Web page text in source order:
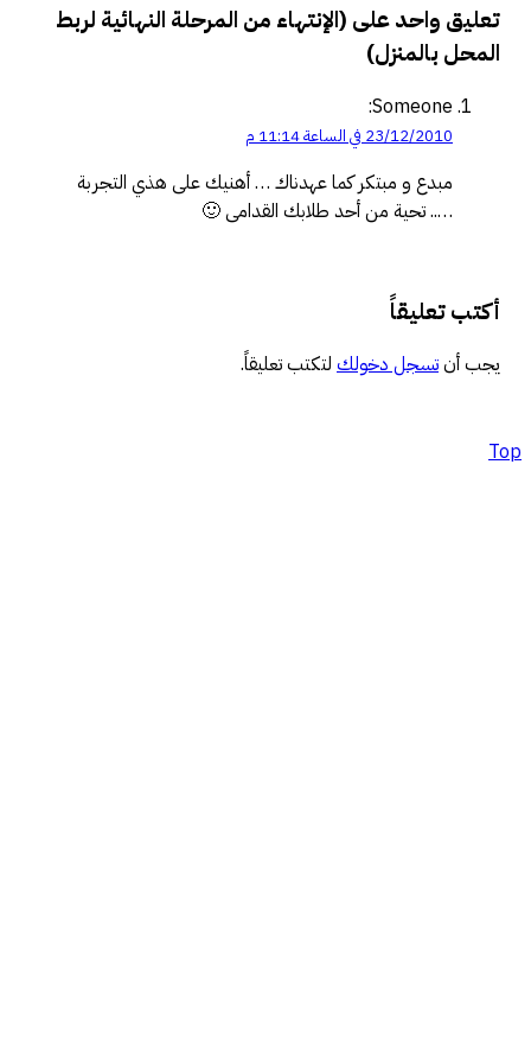
تعليق واحد على (الإنتهاء من المرحلة النهائية لربط
المحل بالمنزل)
Someone:
23/12/2010 في الساعة 11:14 م
مبدع و مبتكر كما عهدناك … أهنيك على هذي التجربة
….. تحية من أحد طلابك القدامى 🙂
أكتب تعليقاً
يجب أنتسجل دخولك لتكتب تعليقاً.
Top